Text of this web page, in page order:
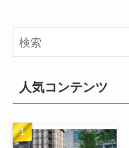
人気コンテンツ